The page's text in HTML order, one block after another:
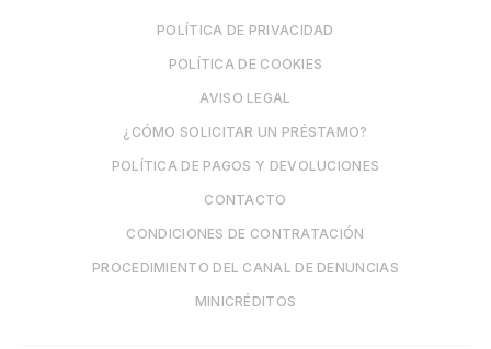
POLÍTICA DE PRIVACIDAD
POLÍTICA DE COOKIES
AVISO LEGAL
¿CÓMO SOLICITAR UN PRÉSTAMO?
POLÍTICA DE PAGOS Y DEVOLUCIONES
CONTACTO
CONDICIONES DE CONTRATACIÓN
PROCEDIMIENTO DEL CANAL DE DENUNCIAS
MINICRÉDITOS